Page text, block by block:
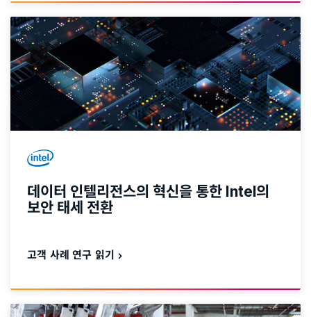
데이터 인텔리전스의 혁신을 통한 Intel의
보안 태세 전환
고객 사례 연구 읽기